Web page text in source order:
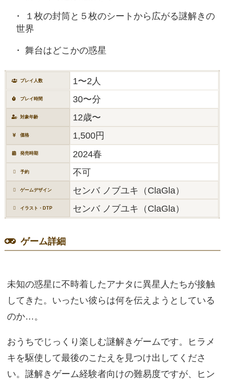
１枚の封筒と５枚のシートから広がる謎解きの
世界
舞台はどこかの惑星
プレイ人数 1〜2人
プレイ時間 30〜分
対象年齢 12歳〜
価格 1,500円
発売時期 2024春
予約 不可
ゲームデザイン センバ ノブユキ（ClaGla）
イラスト・DTP センバ ノブユキ（ClaGla）
ゲーム詳細
未知の惑星に不時着したアナタに異星人たちが接触
してきた。いったい彼らは何を伝えようとしている
のか…。
おうちでじっくり楽しむ謎解きゲームです。ヒラメ
キを駆使して最後のこたえを見つけ出してくださ
い。謎解きゲーム経験者向けの難易度ですが、ヒン